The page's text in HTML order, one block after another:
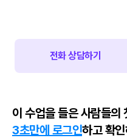
전화 상담하기
이 수업을 들은 사람들의
3초만에 로그인하고 확